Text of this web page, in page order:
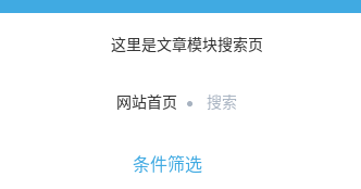
这里是文章模块搜索页
网站首页 搜索
条件筛选